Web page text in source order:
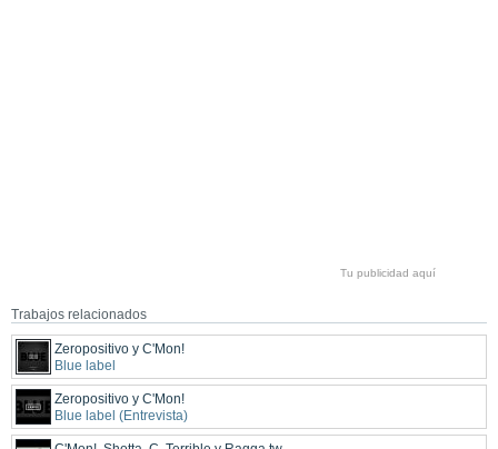
Tu publicidad aquí
Trabajos relacionados
Zeropositivo y C'Mon!
Blue label
Zeropositivo y C'Mon!
Blue label (Entrevista)